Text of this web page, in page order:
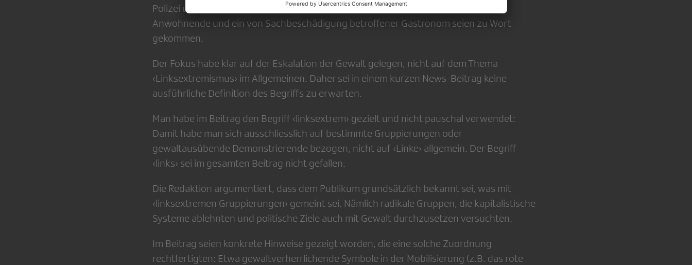
Polizei und Behörden auf die Gewalt an der Demonstration. Auch Betroffene wie
Anwohnende und ein von Sachbeschädigung betroffener Gastronom seien zu Wort
gekommen.
Der Fokus habe klar auf der Eskalation der Gewalt gelegen, nicht auf dem Thema
‹Linksextremismus› im Allgemeinen. Daher sei in einem kurzen News-Beitrag keine
ausführliche Definition des Begriffs zu erwarten.
Man habe im Beitrag den Begriff ‹linksextrem› gezielt und nicht pauschal verwendet:
Damit habe man sich ausschliesslich auf bestimmte Gruppierungen oder
gewaltausübende Demonstrierende bezogen, nicht auf ‹Linke› allgemein. Der Begriff
‹links› sei im gesamten Beitrag nicht gefallen.
Die Redaktion argumentiert, dass dem Publikum grundsätzlich bekannt sei, was mit
‹linksextremen Gruppierungen› gemeint sei. Nämlich radikale Gruppen, die kapitalistische
Systeme ablehnten und politische Ziele auch mit Gewalt durchzusetzen versuchten.
Im Beitrag seien konkrete Hinweise gezeigt worden, die eine solche Zuordnung
rechtfertigten: Etwa gewaltverherrlichende Symbole in der Mobilisierung (z.B. das rote